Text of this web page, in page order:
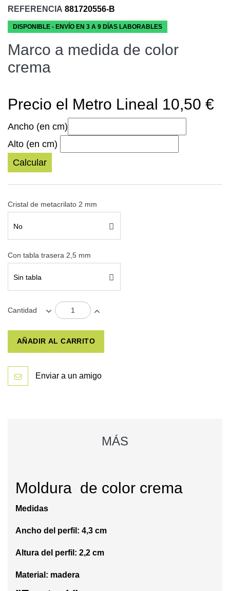
REFERENCIA 881720556-B
DISPONIBLE - ENVÍO EN 3 A 9 DÍAS LABORABLES
Marco a medida de color
crema
Precio el Metro Lineal 10,50 €
Ancho (en cm)
Alto (en cm)
Calcular
Cristal de metacrilato 2 mm
No
Con tabla trasera 2,5 mm
Sin tabla
Cantidad
AÑADIR AL CARRITO
Enviar a un amigo
MÁS
Moldura de color crema
Medidas
Ancho del perfil: 4,3 cm
Altura del perfil: 2,2 cm
Material: madera